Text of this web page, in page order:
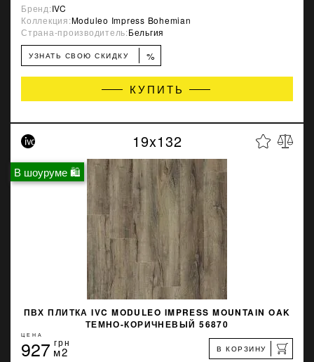
Бренд:IVC
Коллекция:Moduleo Impress Bohemian
Страна-производитель:Бельгия
УЗНАТЬ СВОЮ СКИДКУ %
КУПИТЬ
В шоуруме 🛍
19x132
ПВХ ПЛИТКА IVC MODULEO IMPRESS MOUNTAIN OAK
ТЕМНО-КОРИЧНЕВЫЙ 56870
ЦЕНА
927 грн
м2 В КОРЗИНУ